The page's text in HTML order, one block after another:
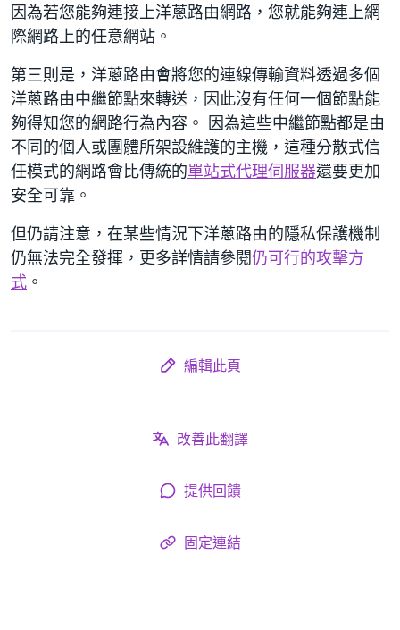
因為若您能夠連接上洋蔥路由網路，您就能夠連上網
際網路上的任意網站。
第三則是，洋蔥路由會將您的連線傳輸資料透過多個
洋蔥路由中繼節點來轉送，因此沒有任何一個節點能
夠得知您的網路行為內容。 因為這些中繼節點都是由
不同的個人或團體所架設維護的主機，這種分散式信
任模式的網路會比傳統的單站式代理伺服器還要更加
安全可靠。
但仍請注意，在某些情況下洋蔥路由的隱私保護機制
仍無法完全發揮，更多詳情請參閱仍可行的攻擊方
式 。
編輯此頁
改善此翻譯
提供回饋
固定連結